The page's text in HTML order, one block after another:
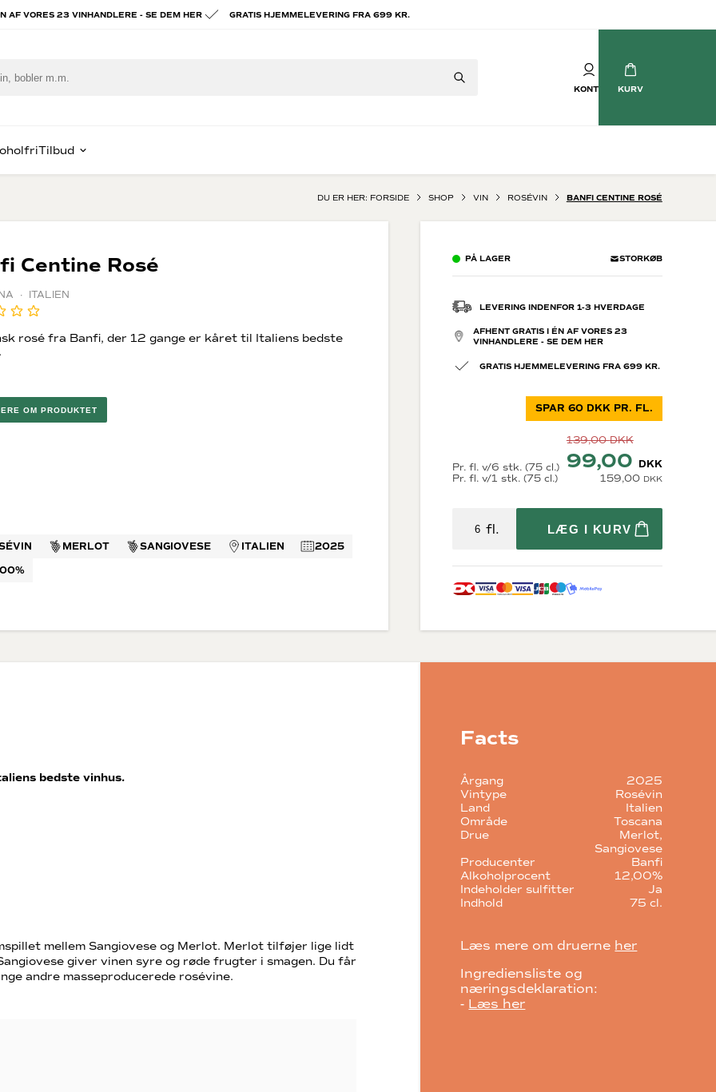
AF VORES 23 VINHANDLERE - SE DEM HER GRATIS HJEMMELEVERING FRA 699 KR.
KONTO KURV
du
Ripasso
Chablis
Alsace
Champagne
Crémant
Prosecco
Søde mousserende
USA
Økologisk vin
Bæredygtig vin
Store flasker
Vin i trækasser
Fine Wine
Tilbehør
& Armagnac
spiritus
to drink
Tilbud
DU ER HER: FORSIDE SHOP VIN ROSÉVIN BANFI CENTINE ROSÉ
Centine Rosé
· ITALIEN
rosé fra Banfi, der 12 gange er kåret til Italiens bedste
OM PRODUKTET
MERLOT SANGIOVESE ITALIEN
2025
PÅ LAGER STORKØB
LEVERING INDENFOR 1-3 HVERDAGE
AFHENT GRATIS I ÉN AF VORES 23
VINHANDLERE - SE DEM HER
GRATIS HJEMMELEVERING FRA 699 KR.
Pr. fl. v/1 stk. (75 cl.) 159,00 DKK
Pr. fl. v/6 stk. (75 cl.)
139,00DKK
99,00 DKK
SPAR 60 DKK PR. FL.
fl. LÆG I KURV
bedste vinhus.
mellem Sangiovese og Merlot. Merlot tilføjer lige lidt
giver vinen syre og røde frugter i smagen. Du får
andre masseproducerede rosévine.
Facts
Årgang
2025
Vintype
Rosévin
Land
Italien
Område
Toscana
Drue
Merlot
Sangiovese
Producenter
Banfi
Alkoholprocent
12,00%
Indeholder sulfitter
Ja
Indhold
75 cl.
Læs mere om druerne her
Ingrediensliste og
næringsdeklaration:
- Læs her